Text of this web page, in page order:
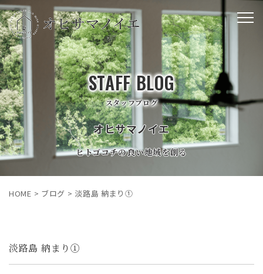
オヒサマノイエ
ヒトゴコチの良い地域を創る
STAFF BLOG
スタッフブログ
HOME > ブログ > 淡路島 納まり①
淡路島 納まり①